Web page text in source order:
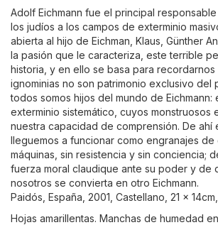
Adolf Eichmann fue el principal
los judíos a los campos de exterminio
abierta al hijo de Eichman, Klaus, Günther
la pasión que le caracteriza, este terrible
historia, y en ello se basa para recordarnos
ignominias no son patrimonio exclusivo del
todos somos hijos del mundo de Eichmann:
exterminio sistemático, cuyos monstruosos
nuestra capacidad de comprensión. De ahí
lleguemos a funcionar como engranajes de
máquinas, sin resistencia y sin conciencia;
fuerza moral claudique ante su poder y de
nosotros se convierta en otro Eichmann.
Paidós, España, 2001, Castellano, 21 x
Hojas amarillentas. Manchas de humedad